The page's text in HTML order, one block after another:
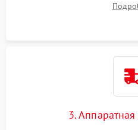
Проверка надежности
3.